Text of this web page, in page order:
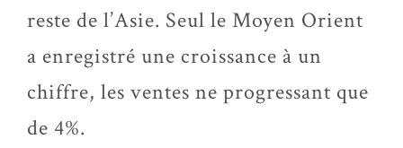
reste de l’Asie. Seul le Moyen Orient
a enregistré une croissance à un
chiffre, les ventes ne progressant que
de 4%.